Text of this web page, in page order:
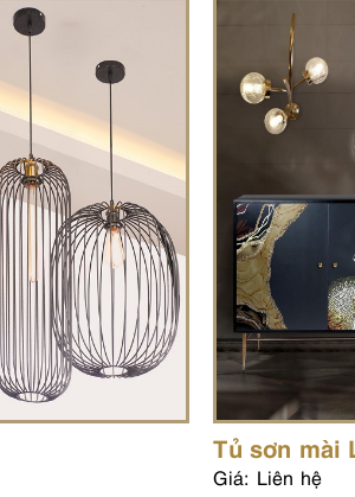
Tủ sơn mài
Giá: Liên hệ